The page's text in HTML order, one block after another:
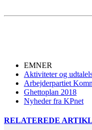
EMNER
Aktiviteter og
Arbejderpartiet
Ghettoplan 2018
Nyheder fra KPnet
RELATEREDE